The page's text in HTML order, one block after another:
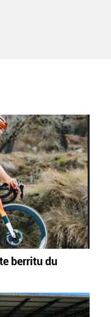
berritu du